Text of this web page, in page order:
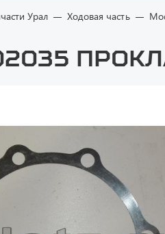
Урал Ходовая часть